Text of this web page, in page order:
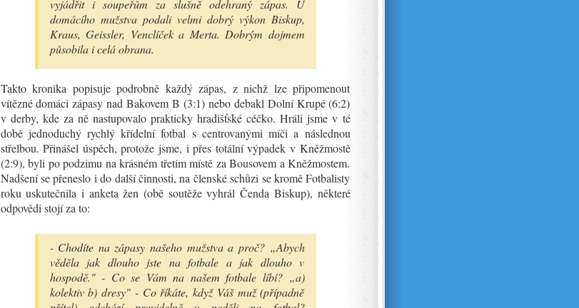
vyjádřit i soupeřům za slušně odehraný zápas. U
domácího mužstva podali velmi dobrý výkon Biskup,
Kraus, Geissler, Venclíček a Merta. Dobrým dojmem
působila i celá obrana.
Takto kronika popisuje podrobně každý zápas, z nichž lze připomenout
vítězné domáci zápasy nad Bakovem B (3:1) nebo debakl Dolní Krupé (6:2)
v derby, kde za ně nastupovalo prakticky hradišťské céčko. Hráli jsme v té
době jednoduchý rychlý křídelní fotbal s centrovanými míči a následnou
střelbou. Přinášel úspěch, protože jsme, i přes totální výpadek v Kněžmostě
(2:9), byli po podzimu na krásném třetím místě za Bousovem a Kněžmostem.
Nadšení se přeneslo i do další činnosti, na členské schůzi se kromě Fotbalisty
roku uskutečnila i anketa žen (obě soutěže vyhrál Čenda Biskup), některé
odpovědi stojí za to:
- Chodíte na zápasy našeho mužstva a proč? „Abych
věděla jak dlouho jste na fotbale a jak dlouho v
hospodě." - Co se Vám na našem fotbale líbí? „a)
kolektiv b) dresy" - Co říkáte, když Váš muž (případně